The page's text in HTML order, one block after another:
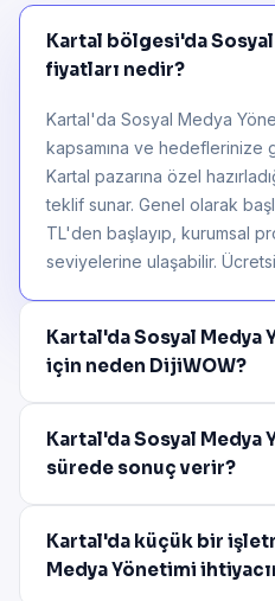
Kartal bölgesi'da
fiyatları nedir?
Kartal'da Sosyal Medya
kapsamına ve hedeflerinize
Kartal pazarına özel
teklif sunar. Genel olarak
TL'den başlayıp, kurumsal
seviyelerine ulaşabilir.
Kartal'da Sosyal Medya
için neden DijiWOW?
Kartal'da Sosyal Medya
sürede sonuç verir?
Kartal'da küçük bir
Medya Yönetimi